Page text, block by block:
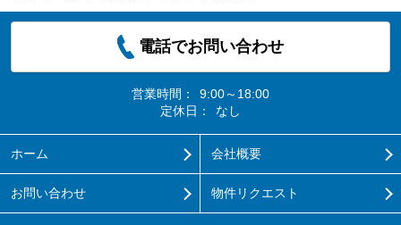
電話でお問い合わせ
営業時間：
9:00～18:00
定休日：
なし
ホーム 会社概要
お問い合わせ 物件リクエスト